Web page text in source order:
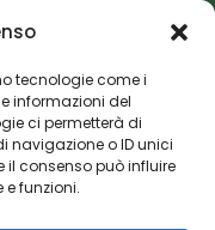
tecnologie come i
informazioni del
ci permetterà di
navigazione o ID unici
il consenso può influire
funzioni.